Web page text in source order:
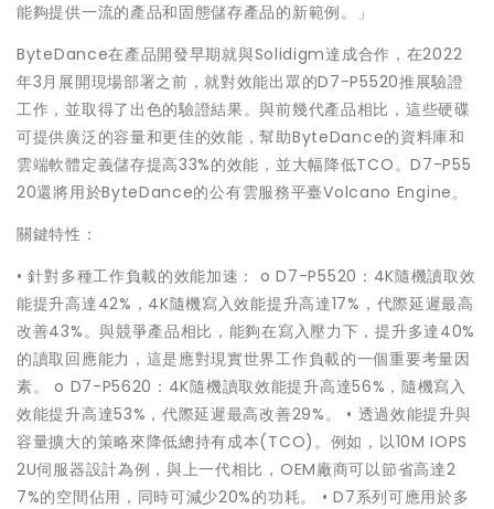
能夠提供一流的產品和固態儲存產品的新範例。」
ByteDance在產品開發早期就與Solidigm達成合作，在2022
年3月展開現場部署之前，就對效能出眾的D7-P5520推展驗證
工作，並取得了出色的驗證結果。與前幾代產品相比，這些硬碟
可提供廣泛的容量和更佳的效能，幫助ByteDance的資料庫和
雲端軟體定義儲存提高33%的效能，並大幅降低TCO。D7-P55
20還將用於ByteDance的公有雲服務平臺Volcano Engine。
關鍵特性：
• 針對多種工作負載的效能加速： o D7-P5520：4K隨機讀取效
能提升高達42%，4K隨機寫入效能提升高達17%，代際延遲最高
改善43%。與競爭產品相比，能夠在寫入壓力下，提升多達40%
的讀取回應能力，這是應對現實世界工作負載的一個重要考量因
素。 o D7-P5620：4K隨機讀取效能提升高達56%，隨機寫入
效能提升高達53%，代際延遲最高改善29%。 • 透過效能提升與
容量擴大的策略來降低總持有成本(TCO)。例如，以10M IOPS
2U伺服器設計為例，與上一代相比，OEM廠商可以節省高達2
7%的空間佔用，同時可減少20%的功耗。 • D7系列可應用於多